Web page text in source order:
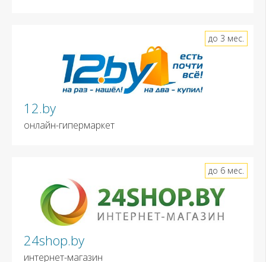
12.by
онлайн-гипермаркет
до 3 мес.
24shop.by
интернет-магазин
до 6 мес.